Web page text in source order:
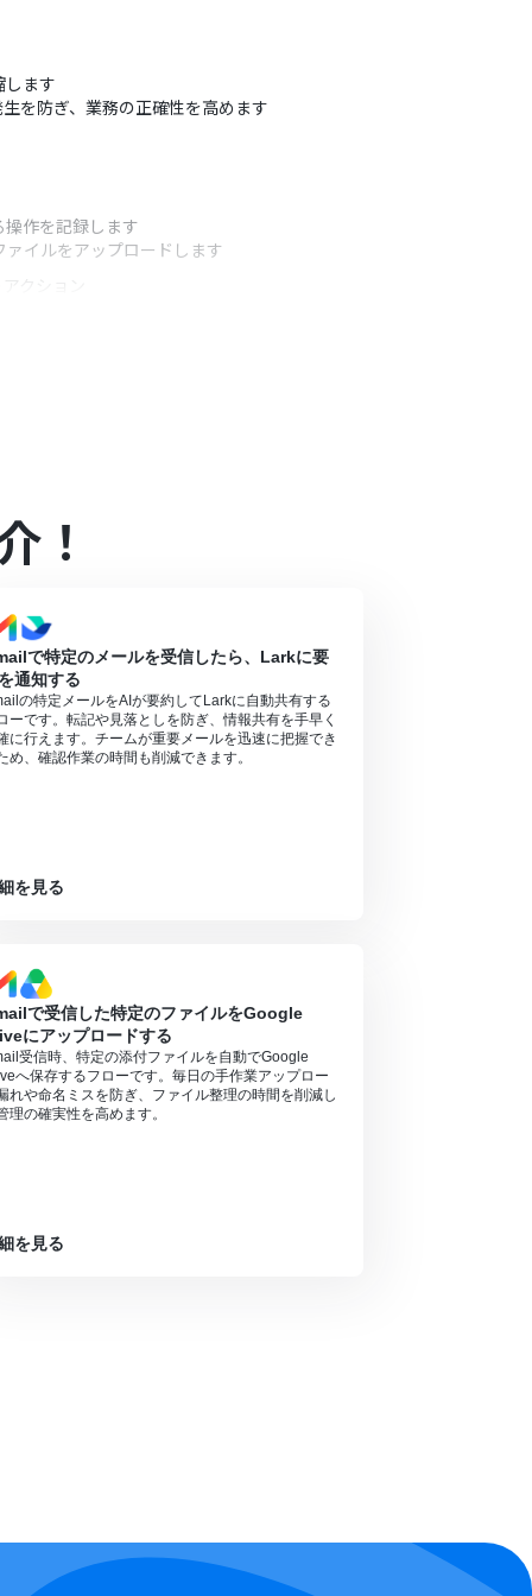
ます
を防ぎ、業務の正確性を高めます
作を記録します
イルをアップロードします
ニプラン・チームプランの場合は設定してい
アプリやブラウザを操作するオペレーション
！
で特定のメールを受信したら、Larkに要
通知する
の特定メールをAIが要約してLarkに自動共有する
ーです。転記や見落としを防ぎ、情報共有を手早く
に行えます。チームが重要メールを迅速に把握でき
め、確認作業の時間も削減できます。
を見る
で受信した特定のファイルをGoogle
にアップロードする
受信時、特定の添付ファイルを自動でGoogle
へ保存するフローです。毎日の手作業アップロー
れや命名ミスを防ぎ、ファイル整理の時間を削減し
理の確実性を高めます。
を見る